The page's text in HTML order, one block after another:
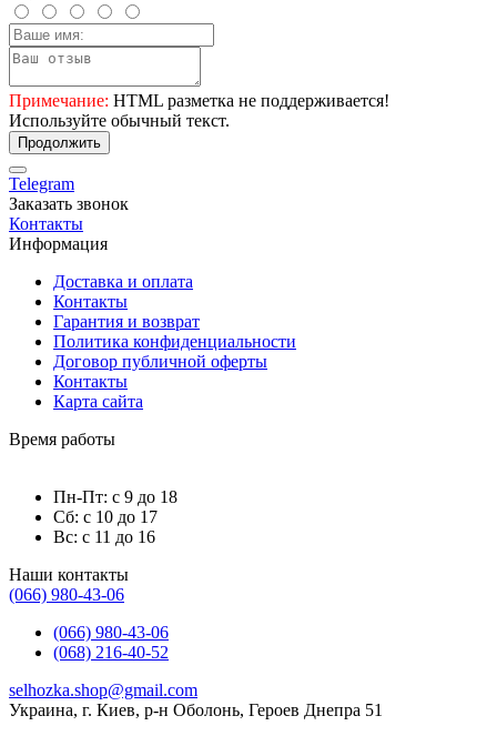
Примечание: HTML разметка не поддерживается!
Используйте обычный текст.
Продолжить
Telegram
Заказать звонок
Контакты
Информация
Доставка и оплата
Контакты
Гарантия и возврат
Политика конфиденциальности
Договор публичной оферты
Контакты
Карта сайта
Время работы
Пн-Пт: с 9 до 18
Сб: с 10 до 17
Вс: с 11 до 16
Наши контакты
(066) 980-43-06
(066) 980-43-06
(068) 216-40-52
selhozka.shop@gmail.com
Украина, г. Киев, р-н Оболонь, Героев Днепра 51